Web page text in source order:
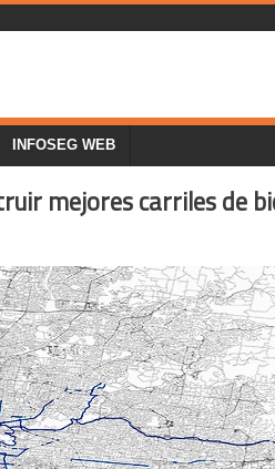
INFOSEG WEB
mejores carriles de